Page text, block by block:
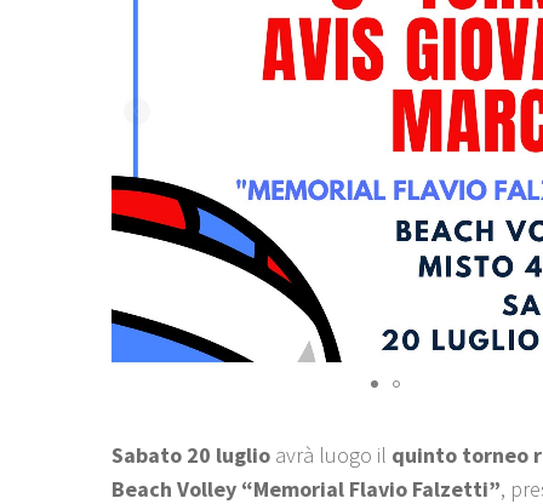
Sabato 20 luglio avrà luogo il quinto torneo
Beach Volley “Memorial Flavio Falzetti”,